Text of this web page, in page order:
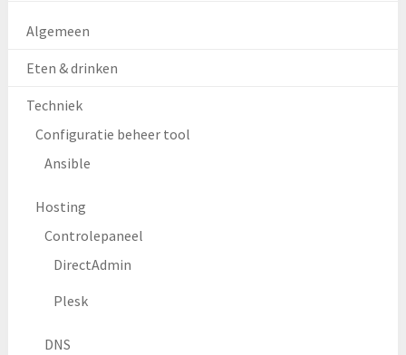
Algemeen
Eten & drinken
Techniek
Configuratie beheer tool
Ansible
Hosting
Controlepaneel
DirectAdmin
Plesk
DNS